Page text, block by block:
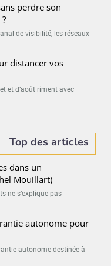
perdre son
de visibilité, les réseaux
distancer vos
et d’août riment avec
Top des articles
dans un
Mouillart)
ne s’explique pas
autonome pour
autonome destinée à